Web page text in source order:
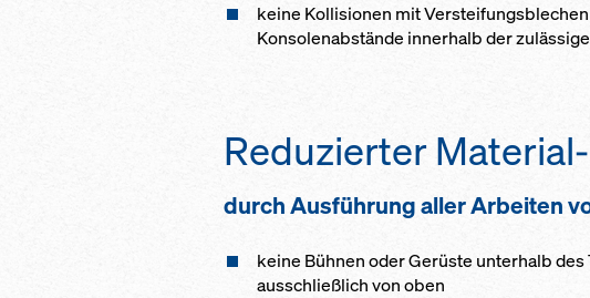
keine Kollisionen mit
Konsolenabstände innerhalb der
Reduzierter
durch Ausführung aller Arbeiten
keine Bühnen oder Gerüste unterhalb
ausschließlich von oben